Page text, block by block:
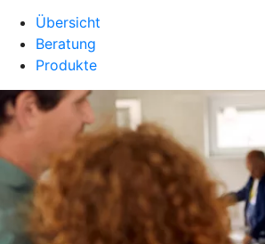
Übersicht
Beratung
Produkte